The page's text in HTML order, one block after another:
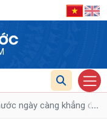
ngày càng khẳng ...